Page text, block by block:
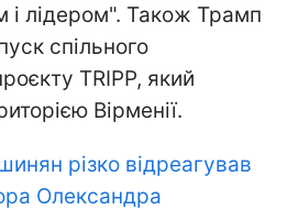
і лідером". Також Трамп
спільного
TRIPP, який
Вірменії.
різко відреагував
Олександра